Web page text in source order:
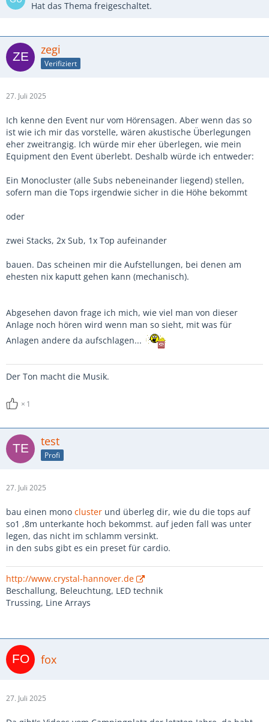
Hat das Thema freigeschaltet.
zegi
Verifiziert
27. Juli 2025
Ich kenne den Event nur vom Hörensagen. Aber wenn das so
ist wie ich mir das vorstelle, wären akustische Überlegungen
eher zweitrangig. Ich würde mir eher überlegen, wie mein
Equipment den Event überlebt. Deshalb würde ich entweder:
Ein Monocluster (alle Subs nebeneinander liegend) stellen,
sofern man die Tops irgendwie sicher in die Höhe bekommt
oder
zwei Stacks, 2x Sub, 1x Top aufeinander
bauen. Das scheinen mir die Aufstellungen, bei denen am
ehesten nix kaputt gehen kann (mechanisch).
Abgesehen davon frage ich mich, wie viel man von dieser
Anlage noch hören wird wenn man so sieht, mit was für
Anlagen andere da aufschlagen...
Der Ton macht die Musik.
1
test
Profi
27. Juli 2025
bau einen mono cluster und überleg dir, wie du die tops auf
so1 ,8m unterkante hoch bekommst. auf jeden fall was unter
legen, das nicht im schlamm versinkt.
in den subs gibt es ein preset für cardio.
http://www.crystal-hannover.de
Beschallung, Beleuchtung, LED technik
Trussing, Line Arrays
fox
27. Juli 2025